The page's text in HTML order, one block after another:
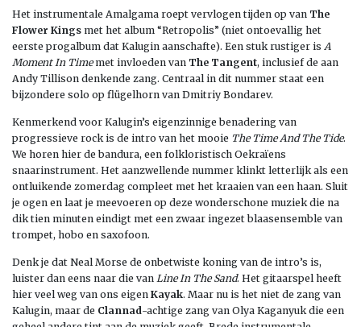
Het instrumentale Amalgama roept vervlogen tijden op van The
Flower Kings met het album “Retropolis” (niet ontoevallig het
eerste progalbum dat Kalugin aanschafte). Een stuk rustiger is A
Moment In Timemet invloeden van The Tangent, inclusief de aan
Andy Tillison denkende zang. Centraal in dit nummer staat een
bijzondere solo op flügelhorn van Dmitriy Bondarev.
Kenmerkend voor Kalugin’s eigenzinnige benadering van
progressieve rock is de intro van het mooie The Time And The Tide.
We horen hier de bandura, een folkloristisch Oekraïens
snaarinstrument. Het aanzwellende nummer klinkt letterlijk als een
ontluikende zomerdag compleet met het kraaien van een haan. Sluit
je ogen en laat je meevoeren op deze wonderschone muziek die na
dik tien minuten eindigt met een zwaar ingezet blaasensemble van
trompet, hobo en saxofoon.
Denk je dat Neal Morse de onbetwiste koning van de intro’s is,
luister dan eens naar die van Line In The Sand. Het gitaarspel heeft
hier veel weg van ons eigen Kayak. Maar nu is het niet de zang van
Kalugin, maar de Clannad -achtige zang van Olya Kaganyuk die een